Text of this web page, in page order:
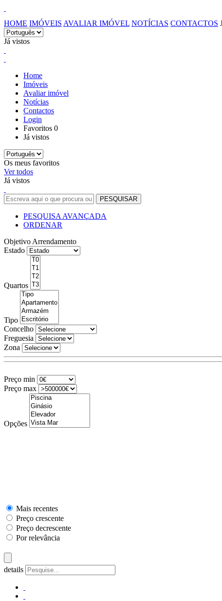
HOME IMÓVEIS AVALIAR IMÓVEL NOTÍCIAS CONTACTOS
Já vistos
Home
Imóveis
Avaliar imóvel
Notícias
Contactos
Login
Favoritos 0
Já vistos
Os meus favoritos
Ver todos
Já vistos
PESQUISA AVANÇADA
ORDENAR
Objetivo Arrendamento
Estado
Quartos
Tipo
Concelho
Freguesia
Zona
Preço min
Preço max
Opções
Mais recentes
Preço crescente
Preço decrescente
Por relevância
details